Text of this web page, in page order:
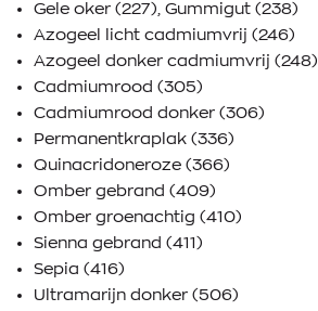
Gele oker (227), Gummigut (238)
Azogeel licht cadmiumvrij (246)
Azogeel donker cadmiumvrij (248)
Cadmiumrood (305)
Cadmiumrood donker (306)
Permanentkraplak (336)
Quinacridoneroze (366)
Omber gebrand (409)
Omber groenachtig (410)
Sienna gebrand (411)
Sepia (416)
Ultramarijn donker (506)